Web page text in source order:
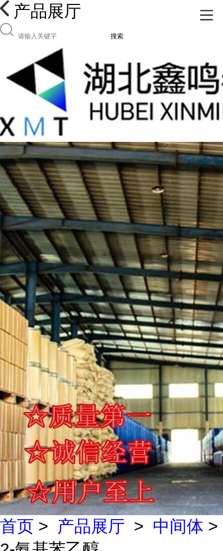
产品展厅
搜索
首页 > 产品展厅 > 中间体 >